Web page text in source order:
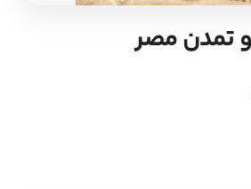
شعر و متون کهن
تمدن مصر